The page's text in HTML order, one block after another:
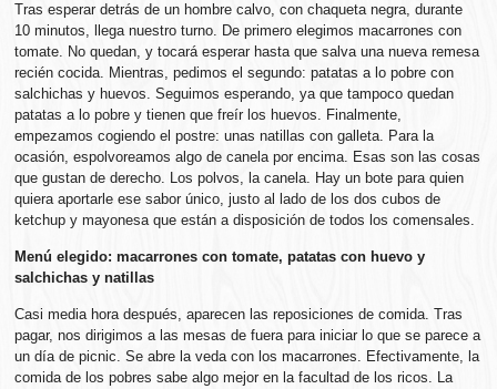
Tras esperar detrás de un hombre calvo, con chaqueta negra, durante
10 minutos, llega nuestro turno. De primero elegimos macarrones con
tomate. No quedan, y tocará esperar hasta que salva una nueva remesa
recién cocida. Mientras, pedimos el segundo: patatas a lo pobre con
salchichas y huevos. Seguimos esperando, ya que tampoco quedan
patatas a lo pobre y tienen que freír los huevos. Finalmente,
empezamos cogiendo el postre: unas natillas con galleta. Para la
ocasión, espolvoreamos algo de canela por encima. Esas son las cosas
que gustan de derecho. Los polvos, la canela. Hay un bote para quien
quiera aportarle ese sabor único, justo al lado de los dos cubos de
ketchup y mayonesa que están a disposición de todos los comensales.
Menú elegido: macarrones con tomate, patatas con huevo y
salchichas y natillas
Casi media hora después, aparecen las reposiciones de comida. Tras
pagar, nos dirigimos a las mesas de fuera para iniciar lo que se parece a
un día de picnic. Se abre la veda con los macarrones. Efectivamente, la
comida de los pobres sabe algo mejor en la facultad de los ricos. La